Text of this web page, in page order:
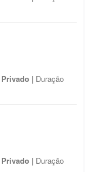
Privado | Duração
Privado | Duração